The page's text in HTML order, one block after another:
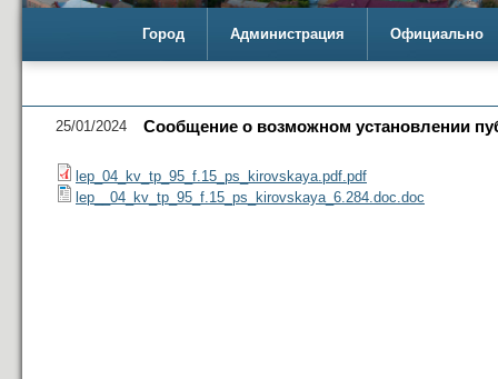
Город Администрация Официально
25/01/2024 Сообщение о возможном установлении
lep_04_kv_tp_95_f.15_ps_kirovskaya.pdf.pdf
lep__04_kv_tp_95_f.15_ps_kirovskaya_6.284.doc.doc